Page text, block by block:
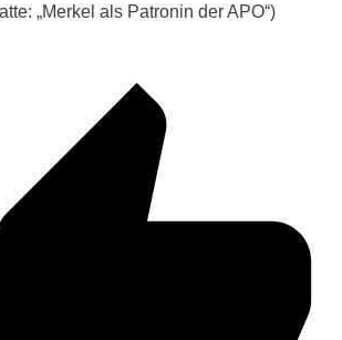
„Merkel als Patronin der APO“)